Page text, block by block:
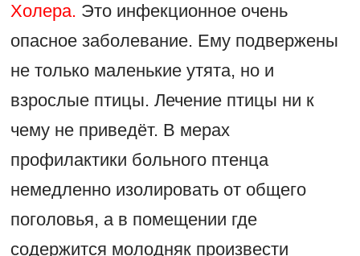
Холера. Это инфекционное очень
опасное заболевание. Ему подвержены
не только маленькие утята, но и
взрослые птицы. Лечение птицы ни к
чему не приведёт. В мерах
профилактики больного птенца
немедленно изолировать от общего
поголовья, а в помещении где
содержится молодняк произвести